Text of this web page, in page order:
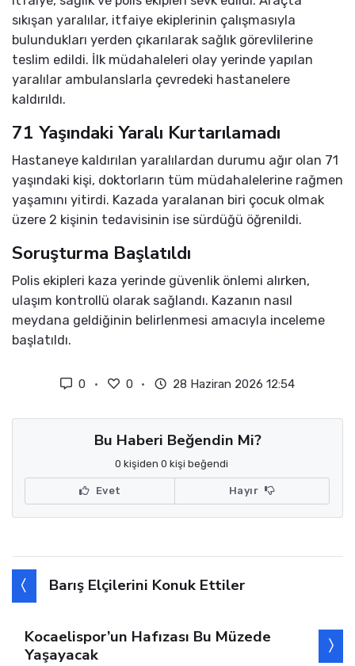
sıkışan yaralılar, itfaiye ekiplerinin çalışmasıyla
bulundukları yerden çıkarılarak sağlık görevlilerine
teslim edildi. İlk müdahaleleri olay yerinde yapılan
yaralılar ambulanslarla çevredeki hastanelere
kaldırıldı.
71 Yaşındaki Yaralı Kurtarılamadı
Hastaneye kaldırılan yaralılardan durumu ağır olan 71
yaşındaki kişi, doktorların tüm müdahalelerine rağmen
yaşamını yitirdi. Kazada yaralanan biri çocuk olmak
üzere 2 kişinin tedavisinin ise sürdüğü öğrenildi.
Soruşturma Başlatıldı
Polis ekipleri kaza yerinde güvenlik önlemi alırken,
ulaşım kontrollü olarak sağlandı. Kazanın nasıl
meydana geldiğinin belirlenmesi amacıyla inceleme
başlatıldı.
0 0 28 Haziran 2026 12:54
Bu Haberi Beğendin Mi?
0 kişiden 0 kişi beğendi
Evet Hayır
Barış Elçilerini Konuk Ettiler
Kocaelispor’un Hafızası Bu Müzede
Yaşayacak